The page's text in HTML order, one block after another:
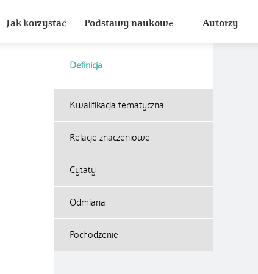
Jak korzystać Podstawy naukowe Autorzy
Definicja
Kwalifikacja tematyczna
Relacje znaczeniowe
Cytaty
Odmiana
Pochodzenie